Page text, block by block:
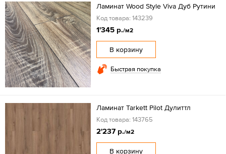
Ламинат Wood Style Viva Дуб Рутини
Код товара: 143239
1'345 р./м2
В корзину
Быстрая покупка
Ламинат Tarkett Pilot Дулиттл
Код товара: 143765
2'237 р./м2
В корзину